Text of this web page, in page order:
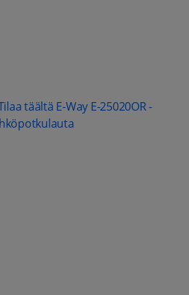
täältä E-Way E-25020OR -